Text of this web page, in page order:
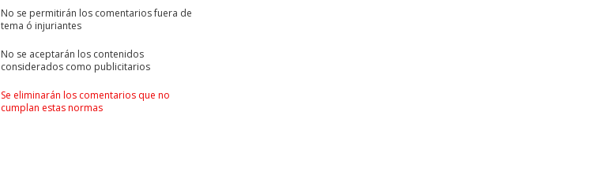
No se permitirán los comentarios fuera de
tema ó injuriantes
No se aceptarán los contenidos
considerados como publicitarios
Se eliminarán los comentarios que no
cumplan estas normas